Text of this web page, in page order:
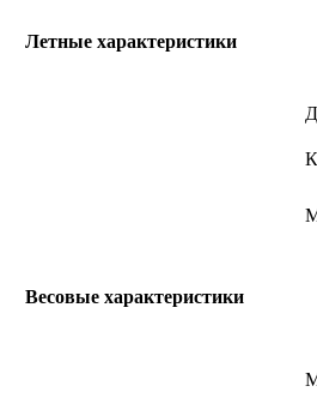
Летные характеристики
Весовые характеристики